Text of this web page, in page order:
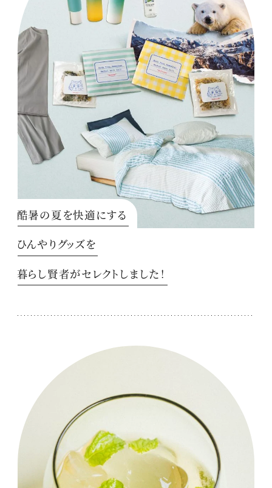
酷暑の夏を快適にする
ひんやりグッズを
暮らし賢者がセレクトしました！